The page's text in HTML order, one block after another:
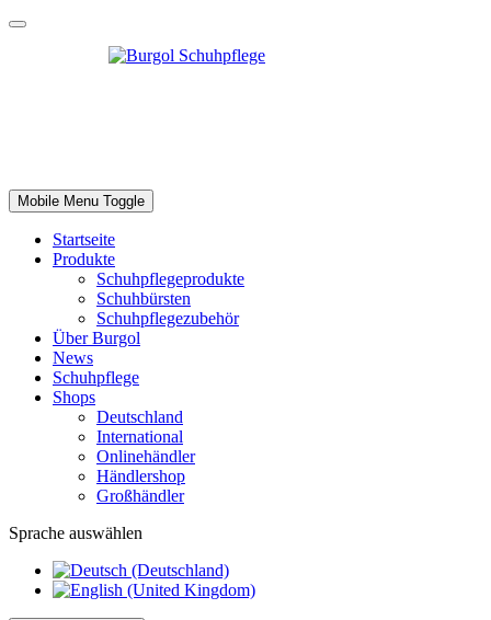
Mobile Menu Toggle
Startseite
Produkte
Schuhpflegeprodukte
Schuhbürsten
Schuhpflegezubehör
Über Burgol
News
Schuhpflege
Shops
Deutschland
International
Onlinehändler
Händlershop
Großhändler
Sprache auswählen